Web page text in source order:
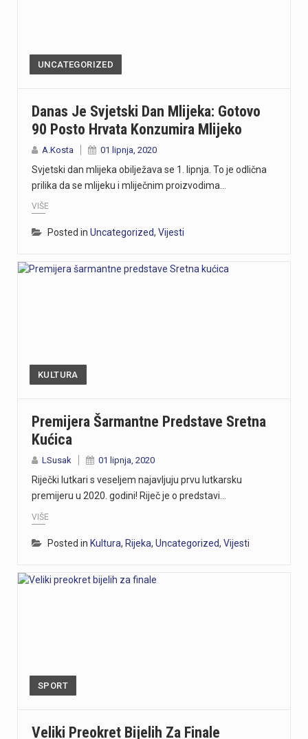
UNCATEGORIZED
Danas Je Svjetski Dan Mlijeka: Gotovo
90 Posto Hrvata Konzumira Mlijeko
A.Kosta 01 lipnja, 2020
Svjetski dan mlijeka obilježava se 1. lipnja. To je odlična
prilika da se mlijeku i mliječnim proizvodima…
VIŠE
Posted in Uncategorized, Vijesti
KULTURA
Premijera Šarmantne Predstave Sretna
Kućica
LSusak 01 lipnja, 2020
Riječki lutkari s veseljem najavljuju prvu lutkarsku
premijeru u 2020. godini! Riječ je o predstavi…
VIŠE
Posted in Kultura, Rijeka, Uncategorized, Vijesti
SPORT
Veliki Preokret Bijelih Za Finale